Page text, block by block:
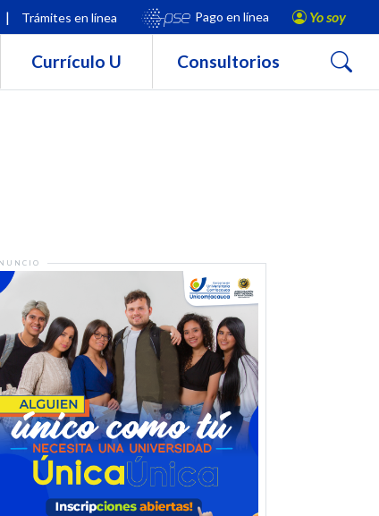
| Trámites en línea Pago en línea Yo soy
Currículo U Consultorios Buscar